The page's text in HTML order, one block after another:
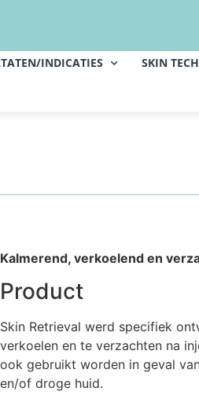
INDICATIES SKIN
Kalmerend, verkoelend en
Product
Skin Retrieval werd specifiek
verkoelen en te verzachten na
ook gebruikt worden in geval
en/of droge huid.